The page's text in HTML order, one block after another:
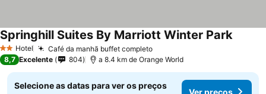
2 Estrelas
Hotel Café da manhã buffet completoVer preços
Springhill Suites By Marriott Winter ParkVer
8,7 Excelente 804 a 8.4 km de Orange World
Selecione as datas para ver os preços
Ver preços